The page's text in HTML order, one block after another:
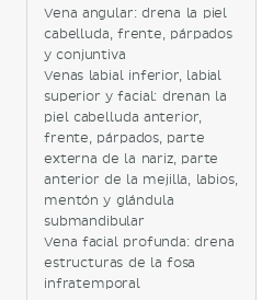
Vena angular: drena la piel
cabelluda, frente, párpados
y conjuntiva
Venas labial inferior, labial
superior y facial: drenan la
piel cabelluda anterior,
frente, párpados, parte
externa de la nariz, parte
anterior de la mejilla, labios,
mentón y glándula
submandibular
Vena facial profunda: drena
estructuras de la fosa
infratemporal